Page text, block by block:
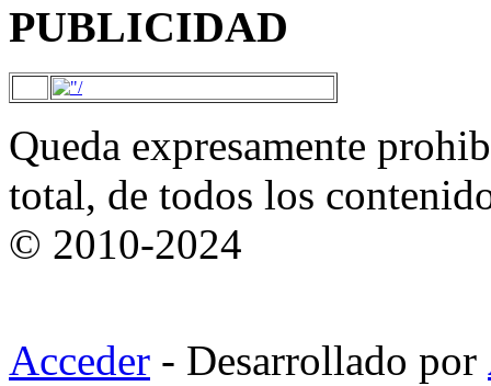
PUBLICIDAD
Queda expresamente
total, de todos los
© 2010-2024
Acceder - Desarrollado por